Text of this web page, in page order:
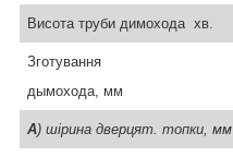
Висота труби димохода хв.
Зготування
дымохода, мм
А) шірина дверцят.топки, мм